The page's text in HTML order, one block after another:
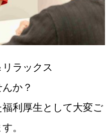
ラックス
か？
利厚生として大変ご
。